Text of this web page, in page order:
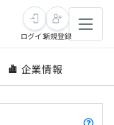
ログイン新規登録
企業情報